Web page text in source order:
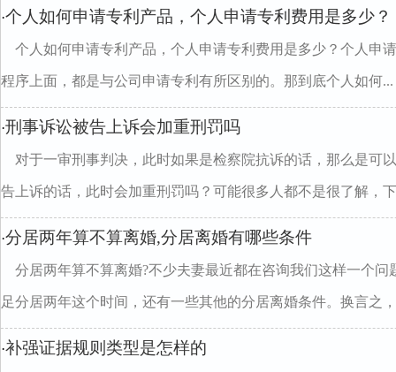
·个人如何申请专利产品，个人申请专利费用是多少？
个人如何申请专利产品，个人申请专利费用是多少？个人申
程序上面，都是与公司申请专利有所区别的。那到底个人如何...
·刑事诉讼被告上诉会加重刑罚吗
对于一审刑事判决，此时如果是检察院抗诉的话，那么是可
告上诉的话，此时会加重刑罚吗？可能很多人都不是很了解，
·分居两年算不算离婚,分居离婚有哪些条件
分居两年算不算离婚?不少夫妻最近都在咨询我们这样一个
足分居两年这个时间，还有一些其他的分居离婚条件。换言之
·补强证据规则类型是怎样的